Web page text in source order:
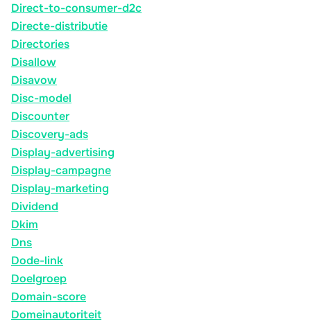
Direct-to-consumer-d2c
Directe-distributie
Directories
Disallow
Disavow
Disc-model
Discounter
Discovery-ads
Display-advertising
Display-campagne
Display-marketing
Dividend
Dkim
Dns
Dode-link
Doelgroep
Domain-score
Domeinautoriteit